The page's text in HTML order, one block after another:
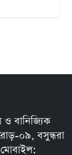
বানিজ্যিক
০৯, বসুন্ধরা